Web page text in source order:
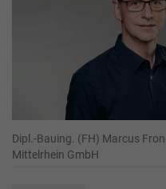
Dipl.-Bauing. (FH) Marcus
Mittelrhein GmbH